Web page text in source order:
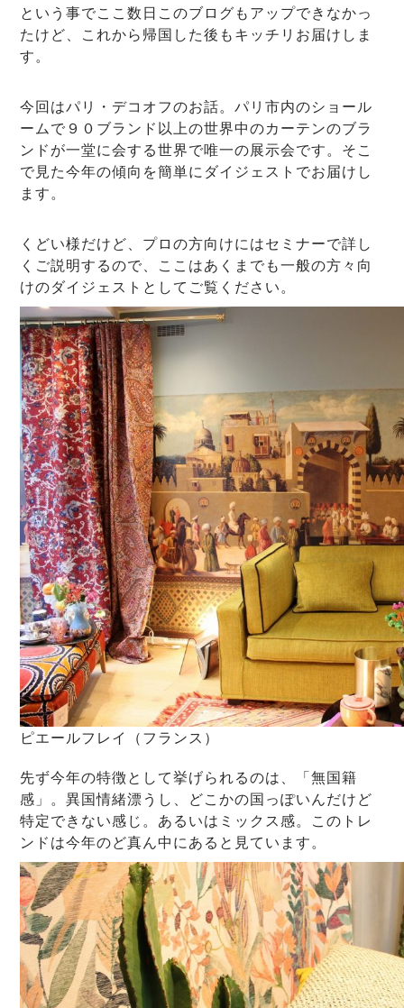
という事でここ数日このブログもアップできなかっ
たけど、これから帰国した後もキッチリお届けしま
す。
今回はパリ・デコオフのお話。パリ市内のショール
ームで９０ブランド以上の世界中のカーテンのブラ
ンドが一堂に会する世界で唯一の展示会です。そこ
で見た今年の傾向を簡単にダイジェストでお届けし
ます。
くどい様だけど、プロの方向けにはセミナーで詳し
くご説明するので、ここはあくまでも一般の方々向
けのダイジェストとしてご覧ください。
ピエールフレイ（フランス）
先ず今年の特徴として挙げられるのは、「無国籍
感」。異国情緒漂うし、どこかの国っぽいんだけど
特定できない感じ。あるいはミックス感。このトレ
ンドは今年のど真ん中にあると見ています。